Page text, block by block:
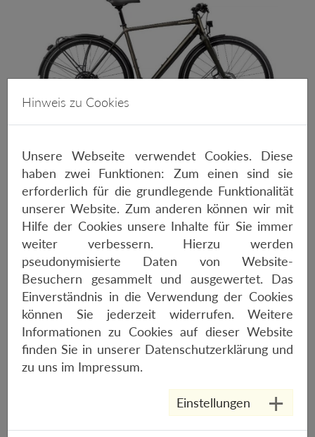
ORBEA CARPE 15
860,-€
VELO DE VILLE A 200 2026
AB 850,-€
Hinweis zu Cookies
Unsere Webseite verwendet Cookies. Diese
haben zwei Funktionen: Zum einen sind sie
erforderlich für die grundlegende Funktionalität
unserer Website. Zum anderen können wir mit
Hilfe der Cookies unsere Inhalte für Sie immer
weiter verbessern. Hierzu werden
pseudonymisierte Daten von Website-
Besuchern gesammelt und ausgewertet. Das
Einverständnis in die Verwendung der Cookies
können Sie jederzeit widerrufen. Weitere
Informationen zu Cookies auf dieser Website
finden Sie in unserer Datenschutzerklärungund
zu uns im Impressum.
Einstellungen